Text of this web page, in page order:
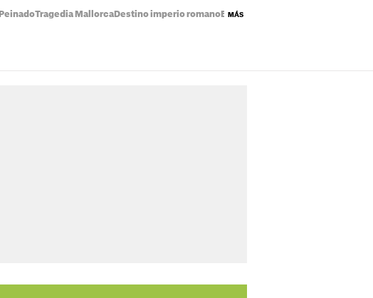
PeinadoTragedia Mallorca Destino imperio romano Eclipse solar mapa
MÁS